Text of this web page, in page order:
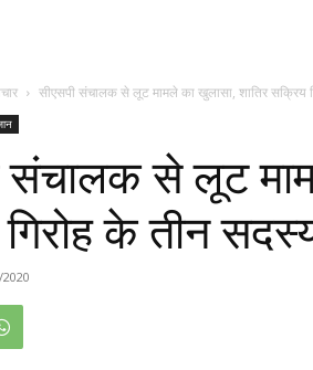
सीएसपी संचालक से लूट मामले का खुलासा, शातिर सक्रिय
संचालक से लूट
के तीन